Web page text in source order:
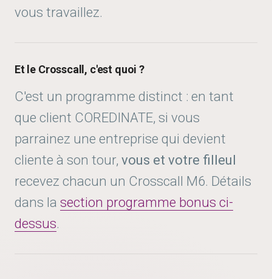
vous travaillez.
Et le Crosscall, c'est quoi ?
C'est un programme distinct : en tant
que client COREDINATE, si vous
parrainez une entreprise qui devient
cliente à son tour, vous et votre filleul
recevez chacun un Crosscall M6. Détails
dans la section programme bonus ci-
dessus.